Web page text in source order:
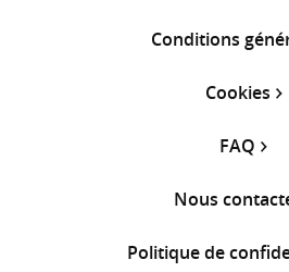
Conditions
Cookies
FAQ
Nous
Politique de